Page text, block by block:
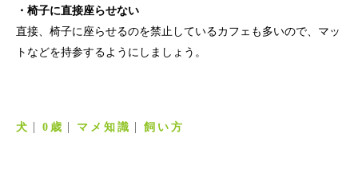
・椅子に直接座らせない
直接、椅子に座らせるのを禁止しているカフェも多いので、マッ
トなどを持参するようにしましょう。
犬 0歳 マメ知識 飼い方